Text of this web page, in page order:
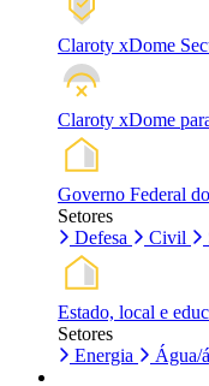
Claroty xDome
Claroty xDome
Governo Federal
Setores
Defesa
Civil
Estado, local e
Setores
Energia
Água/